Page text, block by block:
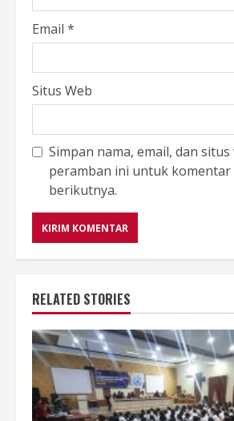
Email *
Situs Web
Simpan nama, email, dan situs
peramban ini untuk komentar
berikutnya.
RELATED STORIES